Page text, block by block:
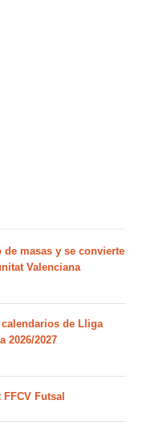
de masas y se convierte
Valenciana
de Lliga
2026/2027
Futsal